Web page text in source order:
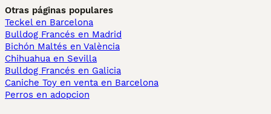
Otras páginas populares
Teckel en Barcelona
Bulldog Francés en Madrid
Bichón Maltés en València
Chihuahua en Sevilla
Bulldog Francés en Galicia
Caniche Toy en venta en Barcelona
Perros en adopcion